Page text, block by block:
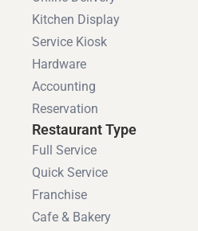
Kitchen Display
Service Kiosk
Hardware
Accounting
Reservation
Restaurant Type
Full Service
Quick Service
Franchise
Cafe & Bakery